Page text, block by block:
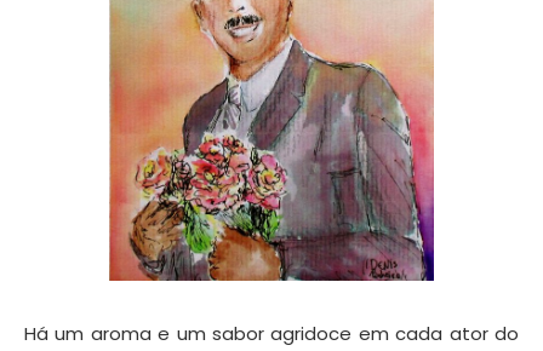
Há um aroma e um sabor agridoce em cada ator do